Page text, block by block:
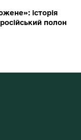
історія
полон